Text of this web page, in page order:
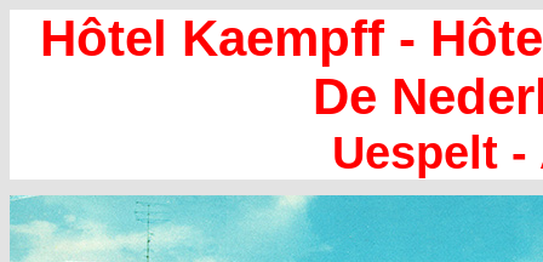
Hôtel Kaempff -
De
Uespelt -